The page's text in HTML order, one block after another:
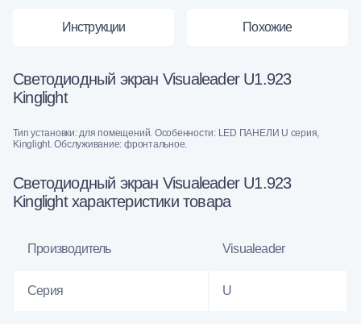
Инструкции Похожие
Светодиодный экран Visualeader U1.923
Kinglight
Тип установки: для помещений. Особенности: LED ПАНЕЛИ U серия,
Kinglight. Обслуживание: фронтальное.
Светодиодный экран Visualeader U1.923
Kinglight характеристики товара
Производитель Visualeader
Серия U